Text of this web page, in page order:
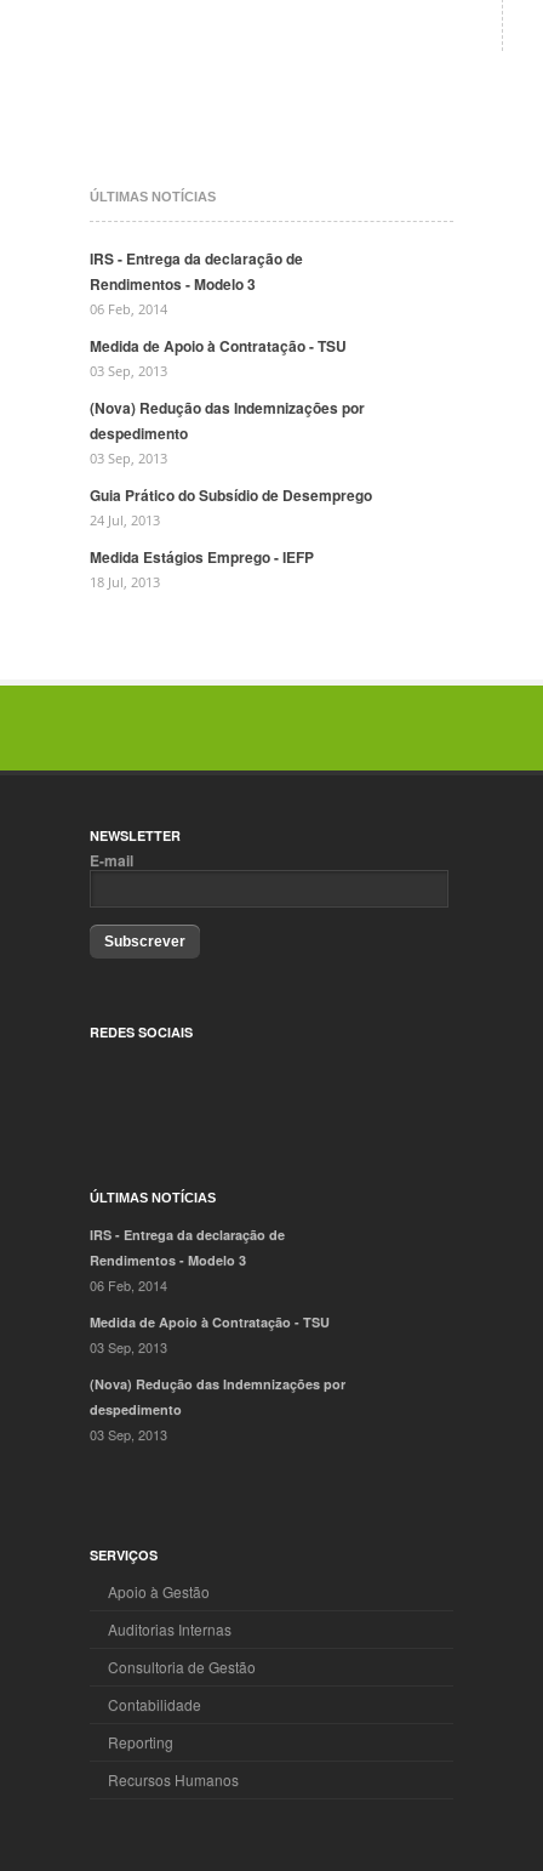
ÚLTIMAS NOTÍCIAS
IRS - Entrega da declaração de
Rendimentos - Modelo 3
06 Feb, 2014
Medida de Apoio à Contratação - TSU
03 Sep, 2013
(Nova) Redução das Indemnizações por
despedimento
03 Sep, 2013
Guia Prático do Subsídio de Desemprego
24 Jul, 2013
Medida Estágios Emprego - IEFP
18 Jul, 2013
NEWSLETTER
E-mail
Subscrever
REDES SOCIAIS
ÚLTIMAS NOTÍCIAS
IRS - Entrega da declaração de
Rendimentos - Modelo 3
06 Feb, 2014
Medida de Apoio à Contratação - TSU
03 Sep, 2013
(Nova) Redução das Indemnizações por
despedimento
03 Sep, 2013
SERVIÇOS
Apoio à Gestão
Auditorias Internas
Consultoria de Gestão
Contabilidade
Reporting
Recursos Humanos